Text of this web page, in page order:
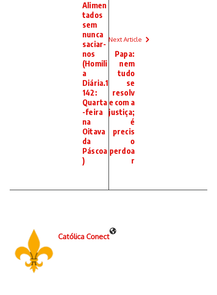
Alimen
tados
sem
nunca
saciar-
nos
(Homili
a
Diária.1
142:
Quarta
-feira
na
Oitava
da
Páscoa
)
Next Article
Papa:
nem
tudo
se
resolv
e com a
justiça;
é
precis
o
perdoa
r
Católica Conect